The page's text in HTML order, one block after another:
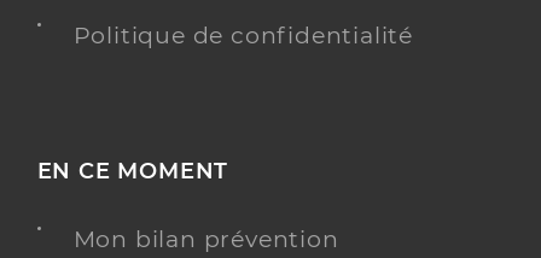
Politique de confidentialité
EN CE MOMENT
Mon bilan prévention